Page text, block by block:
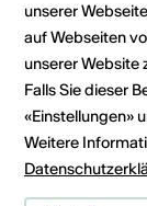
unserer
auf Webseiten
unserer Website
Falls Sie dieser
«Einstellungen»
Weitere